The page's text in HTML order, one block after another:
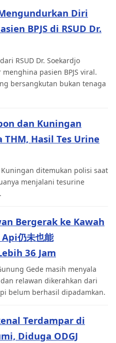
Diri
BPJS di RSUD Dr.
RSUD Dr. Soekardjo
pasien BPJS viral.
bersangkutan bukan tenaga
dan Kuningan
THM, Hasil Tes Urine
ditemukan polisi saat
menjalani tesurine
Bergerak ke Kawah
仍未也能
36 Jam
Gede masih menyala
relawan dikerahkan dari
belum berhasil dipadamkan.
Terdampar di
Diduga ODGJ